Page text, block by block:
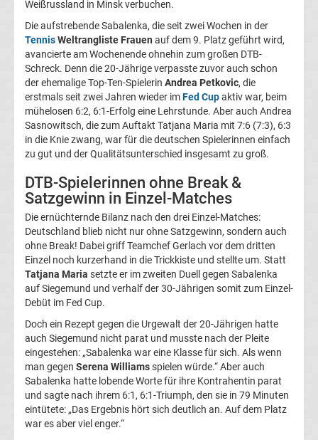
Ergebnisse
3.
Liga
Ergebnisse
Liga
Tabelle
DFB-
Pokal
Ergebnisse
Champions
League
Weißrussland in Minsk verbuchen.
Die aufstrebende Sabalenka, die seit zwei Wochen in der
TennisWeltrangliste Frauen auf dem 9. Platz geführt wird,
avancierte am Wochenende ohnehin zum großen DTB-
Schreck. Denn die 20-Jährige verpasste zuvor auch schon
der ehemalige Top-Ten-Spielerin Andrea Petkovic, die
erstmals seit zwei Jahren wieder imFed Cupaktiv war, beim
mühelosen 6:2, 6:1-Erfolg eine Lehrstunde. Aber auch Andrea
Sasnowitsch, die zum Auftakt Tatjana Maria mit 7:6 (7:3), 6:3
in die Knie zwang, war für die deutschen Spielerinnen einfach
zu gut und der Qualitätsunterschied insgesamt zu groß.
DTB-Spielerinnen ohne Break &
Satzgewinn in Einzel-Matches
Die ernüchternde Bilanz nach den drei Einzel-Matches:
Deutschland blieb nicht nur ohne Satzgewinn, sondern auch
ohne Break! Dabei griff Teamchef Gerlach vor dem dritten
Einzel noch kurzerhand in die Trickkiste und stellte um. Statt
Tatjana Maria setzte er im zweiten Duell gegen Sabalenka
auf Siegemund und verhalf der 30-Jährigen somit zum Einzel-
Debüt im Fed Cup.
Doch ein Rezept gegen die Urgewalt der 20-Jährigen hatte
auch Siegemund nicht parat und musste nach der Pleite
eingestehen: „Sabalenka war eine Klasse für sich. Als wenn
man gegen Serena Williamsspielen würde.“ Aber auch
Sabalenka hatte lobende Worte für ihre Kontrahentin parat
und sagte nach ihrem 6:1, 6:1-Triumph, den sie in 79 Minuten
eintütete: „Das Ergebnis hört sich deutlich an. Auf dem Platz
war es aber viel enger.“